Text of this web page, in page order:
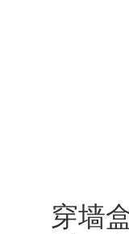
穿墙